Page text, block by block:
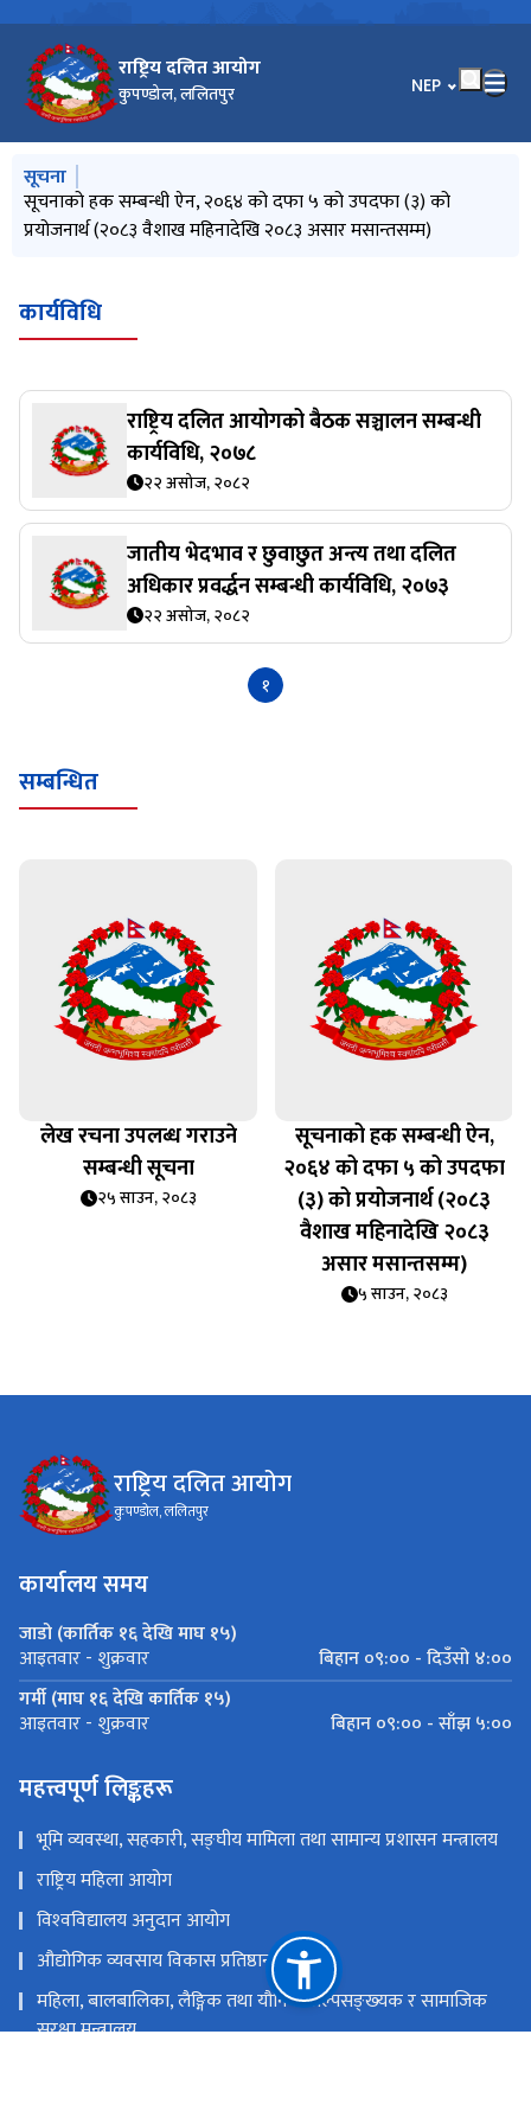
राष्ट्रिय दलित आयोग
कुपण्डोल, ललितपुर भाषा चयन गर्नुहोस्
NEP
मुख्य नेभिगेसनमा जानुहोस्
सूचना
लेख रचना उपलब्ध गराउने सम्बन्धी सूचना
सूचनाको हक सम्बन्धी ऐन, २०६४ को दफा ५ को उपदफा (३) को
प्रयोजनार्थ (२०८३ वैशाख महिनादेखि २०८३ असार मसान्तसम्म)
जातीय छुवाछूत तथा भेदभाव उन्मूलन दिवस, जेठ २१, २०८३ को सन्दर्भमा
आयोगको शुभकामना सन्देश
सूचना प्रविधि विस्तारः दिगो विकासको आधार
प्रेस विज्ञप्ति (सिन्धुली घटनाबारे आयोगको ध्यानाकर्षण)
कार्यविधि
राष्ट्रिय दलित आयोगको बैठक सञ्चालन सम्बन्धी
कार्यविधि, २०७८
२२ असोज, २०८२
जातीय भेदभाव र छुवाछुत अन्त्य तथा दलित
अधिकार प्रवर्द्धन सम्बन्धी कार्यविधि, २०७३
२२ असोज, २०८२
१
सम्बन्धित
लेख रचना उपलब्ध गराउने
सम्बन्धी सूचना
२५ साउन, २०८३
सूचनाको हक सम्बन्धी ऐन,
२०६४ को दफा ५ को उपदफा
(३) को प्रयोजनार्थ (२०८३
वैशाख महिनादेखि २०८३
असार मसान्तसम्म)
५ साउन, २०८३
राष्ट्रिय दलित आयोग
कुपण्डोल, ललितपुर
कार्यालय समय
जाडो (कार्तिक १६ देखि माघ १५)
आइतवार - शुक्रवार
बिहान ०९:०० - दिउँसो ४:००
गर्मी (माघ १६ देखि कार्तिक १५)
आइतवार - शुक्रवार बिहान ०९:०० - साँझ ५:००
महत्त्वपूर्ण लिङ्कहरू
भूमि व्यवस्था, सहकारी, सङ्‍घीय मामिला तथा सामान्य प्रशासन मन्त्रालय
राष्ट्रिय महिला आयोग
विश्‍वविद्यालय अनुदान आयोग
औद्योगिक व्यवसाय विकास प्रतिष्ठान
महिला, बालबालिका, लैङ्गिक तथा यौनिक अल्पसङ्‍ख्‍यक र सामाजिक
सुरक्षा मन्त्रालय